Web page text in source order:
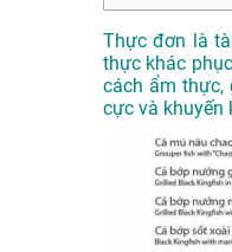
Thực đơn là
thực khác
cách ẩm thực,
cực và khuyến